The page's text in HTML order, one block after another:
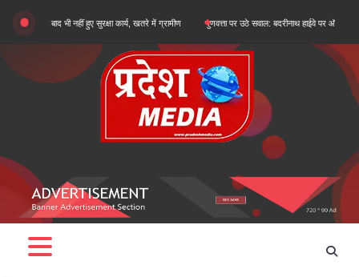
content
बाद भी नहीं हुए सुरक्षा कार्य, खतरे में ग्रामीण गुणवत्ता पर उठे सवाल: बदरीनाथ हाईवे पर ऑल वेदर रोड के